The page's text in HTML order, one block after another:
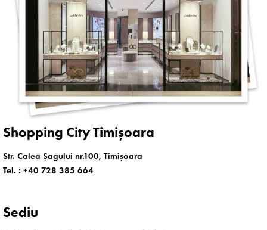
Shopping City Timișoara
Str. Calea Șagului nr.100, Timișoara
Tel. : +40 728 385 664
Sediu